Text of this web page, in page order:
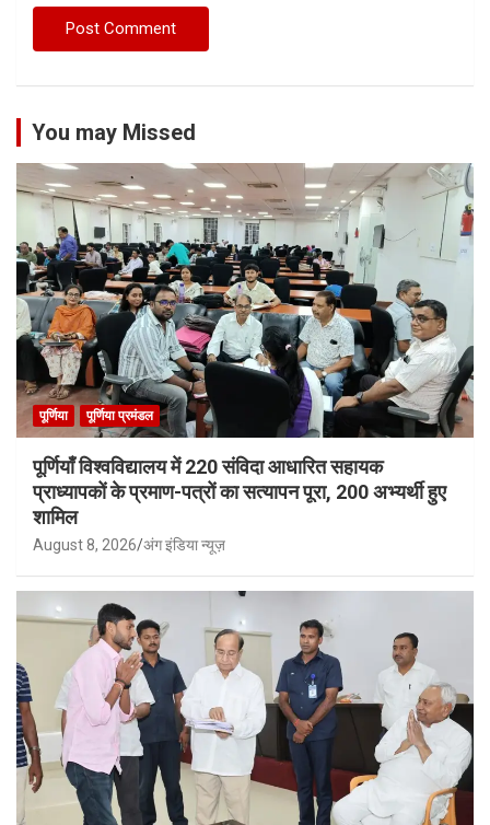
You may Missed
पूर्णिया पूर्णिया प्रमंडल
पूर्णियाँ विश्वविद्यालय में 220 संविदा आधारित सहायक
प्राध्यापकों के प्रमाण-पत्रों का सत्यापन पूरा, 200 अभ्यर्थी हुए
शामिल
August 8, 2026 अंग इंडिया न्यूज़